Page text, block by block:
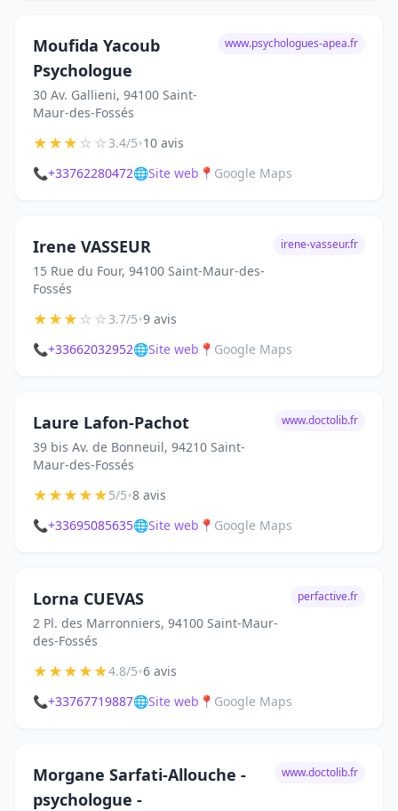
Moufida Yacoub
Psychologue
30 Av. Gallieni, 94100 Saint-
Maur-des-Fossés
www.psychologues-apea.fr
★★★☆☆3.4/5•10 avis
📞+33762280472🌐Site web 📍 Google Maps
Irene VASSEUR
15 Rue du Four, 94100 Saint-Maur-des-
Fossés
irene-vasseur.fr
★★★☆☆3.7/5•9 avis
📞+33662032952🌐Site web 📍 Google Maps
Laure Lafon-Pachot
39 bis Av. de Bonneuil, 94210 Saint-
Maur-des-Fossés
www.doctolib.fr
★★★★★5/5•8 avis
📞+33695085635🌐Site web 📍 Google Maps
Lorna CUEVAS
2 Pl. des Marronniers, 94100 Saint-Maur-
des-Fossés
perfactive.fr
★★★★★4.8/5•6 avis
📞+33767719887🌐Site web 📍 Google Maps
Morgane Sarfati-Allouche -
psychologue -
www.doctolib.fr